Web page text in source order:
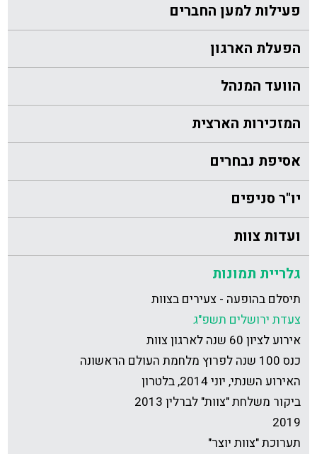
פעילות למען החברים
הפעלת הארגון
הוועד המנהל
המזכירות הארצית
אסיפת נבחרים
יו"ר סניפים
ועדות צוות
גלריית תמונות
תיסלם בהופעה - צעירים בצוות
צעדת ירושלים תשפ"ג
אירוע לציון 60 שנה לארגון צוות
כנס 100 שנה לפרוץ מלחמת העולם הראשונה
האירוע השנתי, יוני 2014, בלטרון
ביקור משלחת "צוות" לברלין 2013
2019
תערוכת "צוות יוצר"